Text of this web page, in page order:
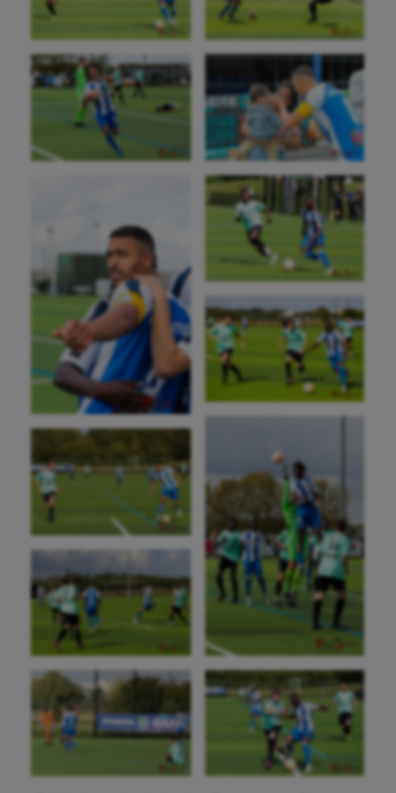
Gymnastique
Gymnastique rythmique
Haltérophilie
Jeux Olympiques et Paralympiques
Kayak-polo
Korfbal
Longue paume
Moto
Natation
Natation artistique
Omnisports
Outdoor
Paddle
Parkour
Patinage artistique
Pétanque
Randonnée / Marche
Roller-derby